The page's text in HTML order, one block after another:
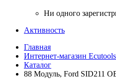
Ни одного
Активность
Главная
Интернет-магазин
Каталог
88 Модуль, Ford SID211